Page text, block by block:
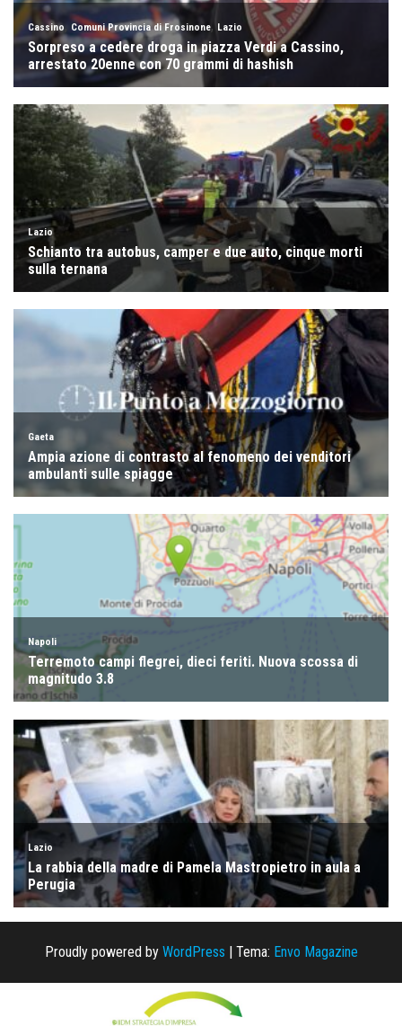
Proudly powered by WordPress | Tema: Envo Magazine